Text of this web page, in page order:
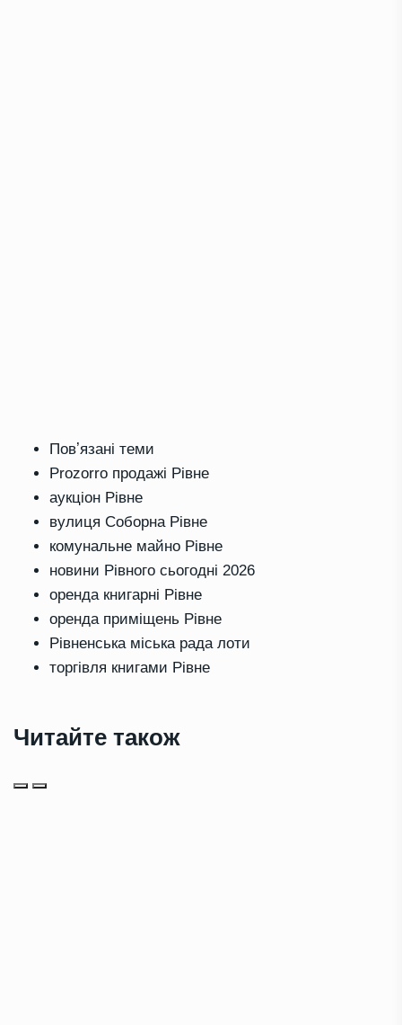
Повʼязані теми
Prozorro продажі Рівне
аукціон Рівне
вулиця Соборна Рівне
комунальне майно Рівне
новини Рівного сьогодні 2026
оренда книгарні Рівне
оренда приміщень Рівне
Рівненська міська рада лоти
торгівля книгами Рівне
Читайте також